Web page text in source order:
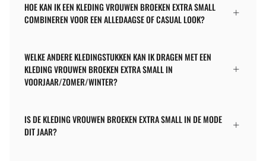
HOE KAN IK EEN KLEDING VROUWEN BROEKEN EXTRA SMALL
COMBINEREN VOOR EEN ALLEDAAGSE OF CASUAL LOOK?
WELKE ANDERE KLEDINGSTUKKEN KAN IK DRAGEN MET EEN
KLEDING VROUWEN BROEKEN EXTRA SMALL IN
VOORJAAR/ZOMER/WINTER?
IS DE KLEDING VROUWEN BROEKEN EXTRA SMALL IN DE MODE
DIT JAAR?